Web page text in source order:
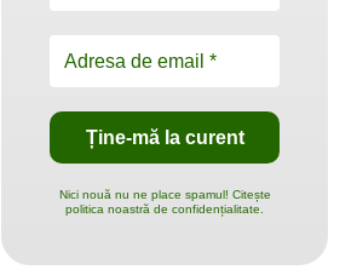
Nici nouă nu ne place spamul! Citește
politica noastră de confidențialitate.